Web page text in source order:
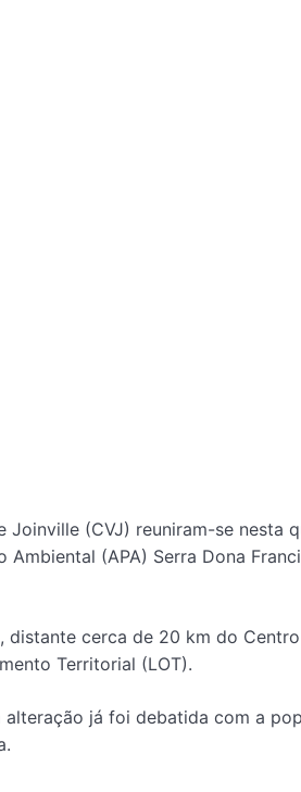
(CVJ) reuniram-se
(APA) Serra Dona
cerca de 20 km do
Territorial (LOT).
já foi debatida com a